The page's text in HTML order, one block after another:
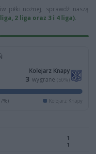
piłki nożnej, sprawdź naszą
2 liga oraz 3 i 4 liga).
Kolejarz Knapy
3 wygrane (50%)
Kolejarz Knapy
1
1